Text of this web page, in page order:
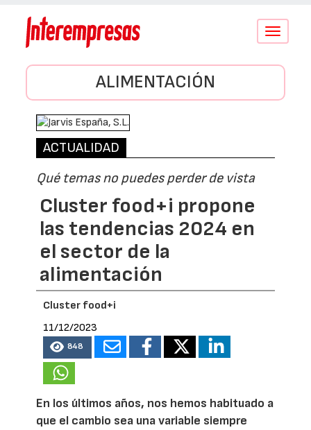
Conmutar
ALIMENTACIÓN
ACTUALIDAD
Qué temas no puedes perder de vista
Cluster food+i propone
las tendencias 2024 en
el sector de la
alimentación
Cluster food+i
11/12/2023
848
En los últimos años, nos hemos habituado a
que el cambio sea una variable siempre